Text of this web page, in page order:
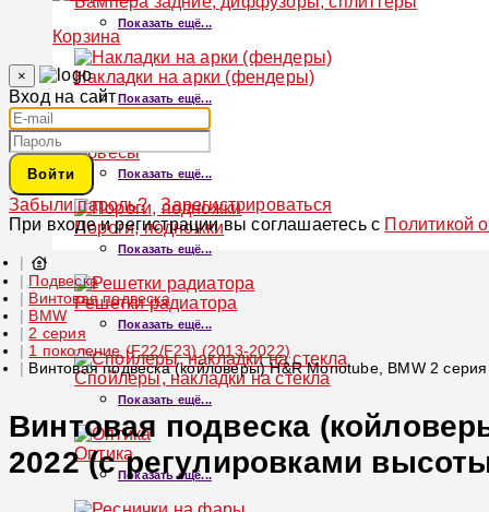
Показать ещё...
Накладки на арки (фендеры)
Показать ещё...
Обвесы
Показать ещё...
Пороги, подножки
Показать ещё...
Решетки радиатора
Показать ещё...
Спойлеры, накладки на стекла
Показать ещё...
Оптика
Показать ещё...
Корзина
×
Вход на сайт
Войти
Забыли пароль?
Зарегистрироваться
При входе и регистрации вы соглашаетесь с Политикой
Подвеска
Винтовая подвеска
BMW
2 серия
1 поколение (F22/F23) (2013-2022)
Винтовая подвеска (койловеры) H&R Monotube, BMW 2
Винтовая подвеска
2022 (с регулировками